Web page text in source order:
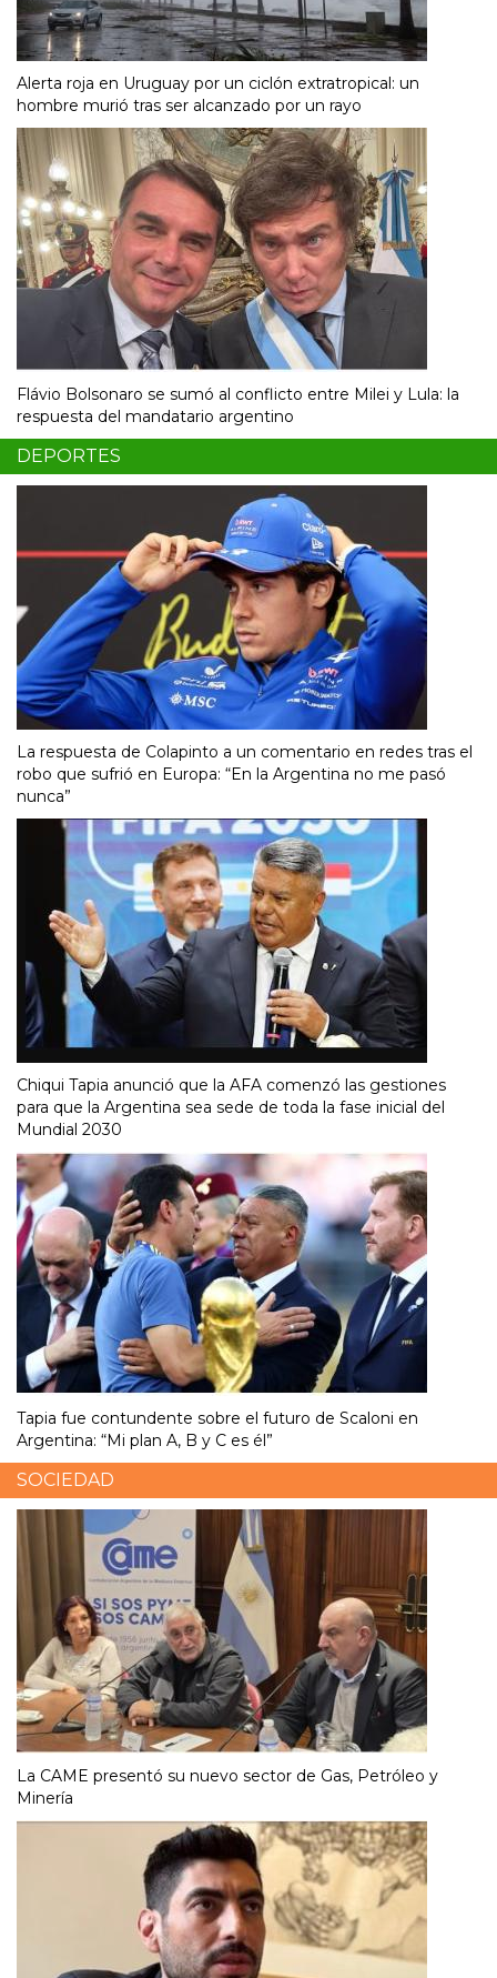
Alerta roja en Uruguay por un ciclón extratropical: un
hombre murió tras ser alcanzado por un rayo
Flávio Bolsonaro se sumó al conflicto entre Milei y Lula: la
respuesta del mandatario argentino
DEPORTES
La respuesta de Colapinto a un comentario en redes tras el
robo que sufrió en Europa: “En la Argentina no me pasó
nunca”
Chiqui Tapia anunció que la AFA comenzó las gestiones
para que la Argentina sea sede de toda la fase inicial del
Mundial 2030
Tapia fue contundente sobre el futuro de Scaloni en
Argentina: “Mi plan A, B y C es él”
SOCIEDAD
La CAME presentó su nuevo sector de Gas, Petróleo y
Minería